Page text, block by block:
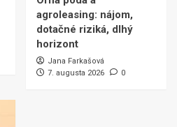
agroleasing: nájom,
dotačné riziká, dlhý
horizont
Jana Farkašová
7. augusta 2026
0